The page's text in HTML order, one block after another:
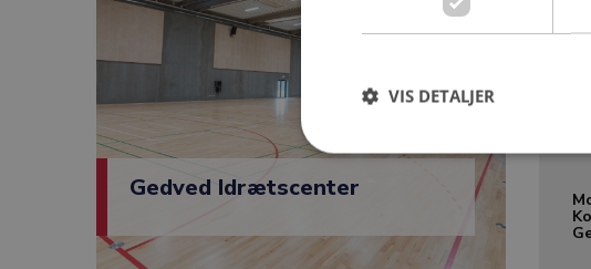
Gedved Idrætscenter
VIS DETALJER